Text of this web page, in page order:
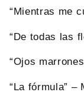
“Mientras me
“De todas las
“Ojos
“La fórmula” –